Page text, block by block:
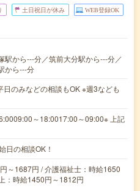
土日祝日が休み WEB登録OK
駅から---分／筑前大分駅から---分／
から---分
日のみなどの相談もOK ※週3なども
～18:0017:00～09:00※ 上記
の相談OK！
～1687円 / 介護福祉士：時給1650
：時給1450円～1812円